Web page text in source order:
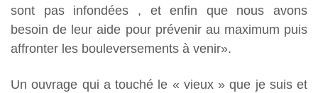
sont pas infondées , et enfin que nous avons
besoin de leur aide pour prévenir au maximum puis
affronter les bouleversements à venir».
Un ouvrage qui a touché le « vieux » que je suis et